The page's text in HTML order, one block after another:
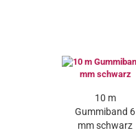
10 m
Gummiband 6
mm schwarz